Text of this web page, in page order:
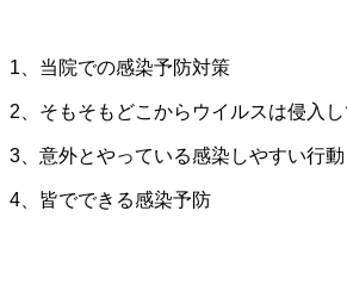
1、当院での感染予防対策
2、そもそもどこからウイルスは侵入し
3、意外とやっている感染しやすい行動
4、皆でできる感染予防